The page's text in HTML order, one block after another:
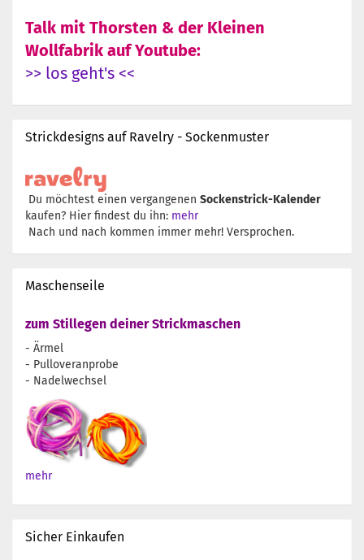
Talk mit Thorsten & der Kleinen
Wollfabrik auf Youtube:
>> los geht's <<
Strickdesigns auf Ravelry - Sockenmuster
Du möchtest einen vergangenen Sockenstrick-Kalender
kaufen? Hier findest du ihn: mehr
Nach und nach kommen immer mehr! Versprochen.
Maschenseile
zum Stillegen deiner Strickmaschen
- Ärmel
- Pulloveranprobe
- Nadelwechsel
mehr
Sicher Einkaufen